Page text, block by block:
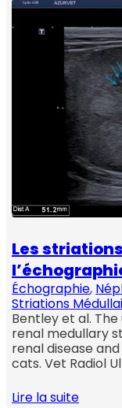
Les
Échographie,
Striations
Bentley et al.
renal medullary
renal disease
cats. Vet Radiol
Lire la suite